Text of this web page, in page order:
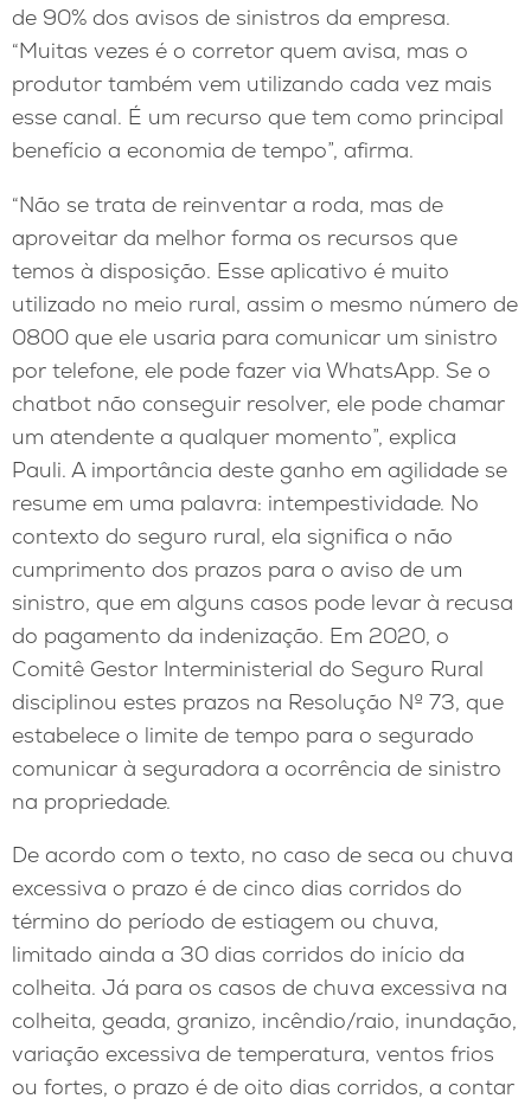
de 90% dos avisos de sinistros da empresa.
“Muitas vezes é o corretor quem avisa, mas o
produtor também vem utilizando cada vez mais
esse canal. É um recurso que tem como principal
benefício a economia de tempo”, afirma.
“Não se trata de reinventar a roda, mas de
aproveitar da melhor forma os recursos que
temos à disposição. Esse aplicativo é muito
utilizado no meio rural, assim o mesmo número de
0800 que ele usaria para comunicar um sinistro
por telefone, ele pode fazer via WhatsApp. Se o
chatbot não conseguir resolver, ele pode chamar
um atendente a qualquer momento”, explica
Pauli. A importância deste ganho em agilidade se
resume em uma palavra: intempestividade. No
contexto do seguro rural, ela significa o não
cumprimento dos prazos para o aviso de um
sinistro, que em alguns casos pode levar à recusa
do pagamento da indenização. Em 2020, o
Comitê Gestor Interministerial do Seguro Rural
disciplinou estes prazos na Resolução Nº 73, que
estabelece o limite de tempo para o segurado
comunicar à seguradora a ocorrência de sinistro
na propriedade.
De acordo com o texto, no caso de seca ou chuva
excessiva o prazo é de cinco dias corridos do
término do período de estiagem ou chuva,
limitado ainda a 30 dias corridos do início da
colheita. Já para os casos de chuva excessiva na
colheita, geada, granizo, incêndio/raio, inundação,
variação excessiva de temperatura, ventos frios
ou fortes, o prazo é de oito dias corridos, a contar